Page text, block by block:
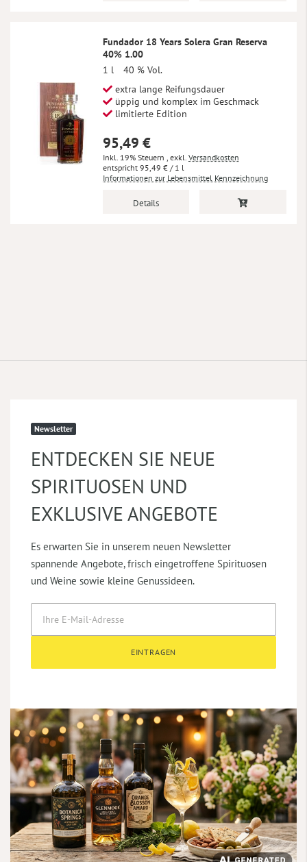
Fundador 18 Years Solera Gran Reserva
40% 1.00
1 l
40 % Vol.
extra lange Reifungsdauer
üppig und komplex im Geschmack
limitierte Edition
95,49 €
Inkl. 19% Steuern , exkl. Versandkosten
95,49 € / 1 l
Informationen zur Lebensmittel Kennzeichnung
Details
Newsletter
ENTDECKEN SIE NEUE
SPIRITUOSEN UND
EXKLUSIVE ANGEBOTE
Es erwarten Sie in unserem neuen Newsletter
spannende Angebote, frisch eingetroffene Spirituosen
und Weine sowie kleine Genussideen.
EINTRAGEN